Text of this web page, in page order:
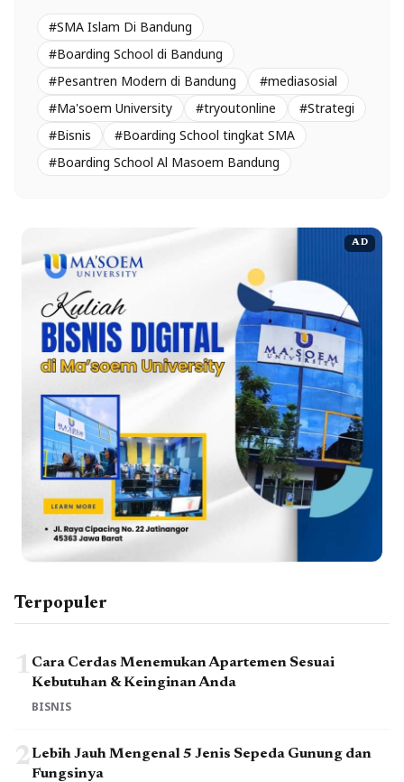
#SMA Islam Di Bandung
#Boarding School di Bandung
#Pesantren Modern di Bandung
#mediasosial
#Ma'soem University
#tryoutonline
#Strategi
#Bisnis
#Boarding School tingkat SMA
#Boarding School Al Masoem Bandung
AD
Terpopuler
1 Cara Cerdas Menemukan Apartemen Sesuai
Kebutuhan & Keinginan Anda
BISNIS
2Lebih Jauh Mengenal 5 Jenis Sepeda Gunung dan
Fungsinya